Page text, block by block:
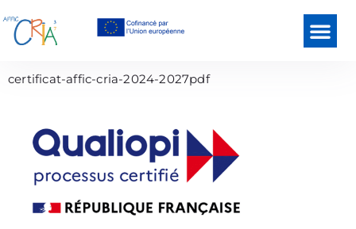
certificat-affic-cria-2024-2027pdf